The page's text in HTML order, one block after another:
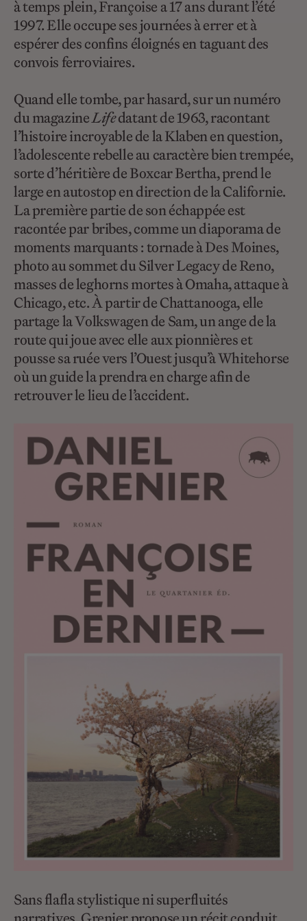
à temps plein, Françoise a 17 ans durant l’été
1997. Elle occupe ses journées à errer et à
espérer des confins éloignés en taguant des
convois ferroviaires.
Quand elle tombe, par hasard, sur un numéro
du magazineLifedatant de 1963, racontant
l’histoire incroyable de la Klaben en question,
l’adolescente rebelle au caractère bien trempée,
sorte d’héritière de Boxcar Bertha, prend le
large en autostop en direction de la Californie.
La première partie de son échappée est
racontée par bribes, comme un diaporama de
moments marquants : tornade à Des Moines,
photo au sommet du Silver Legacy de Reno,
masses de leghorns mortes à Omaha, attaque à
Chicago, etc. À partir de Chattanooga, elle
partage la Volkswagen de Sam, un ange de la
route qui joue avec elle aux pionnières et
pousse sa ruée vers l’Ouest jusqu’à Whitehorse
où un guide la prendra en charge afin de
retrouver le lieu de l’accident.
Sans flafla stylistique ni superfluités